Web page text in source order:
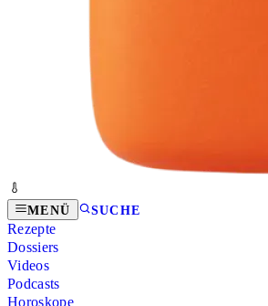
MENÜ SUCHE
Rezepte
Dossiers
Videos
Podcasts
Horoskope